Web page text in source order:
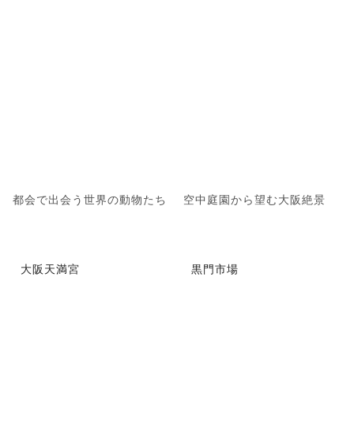
都会で出会う世界の動物たち 空中庭園から望む大阪絶景
大阪天満宮 黒門市場